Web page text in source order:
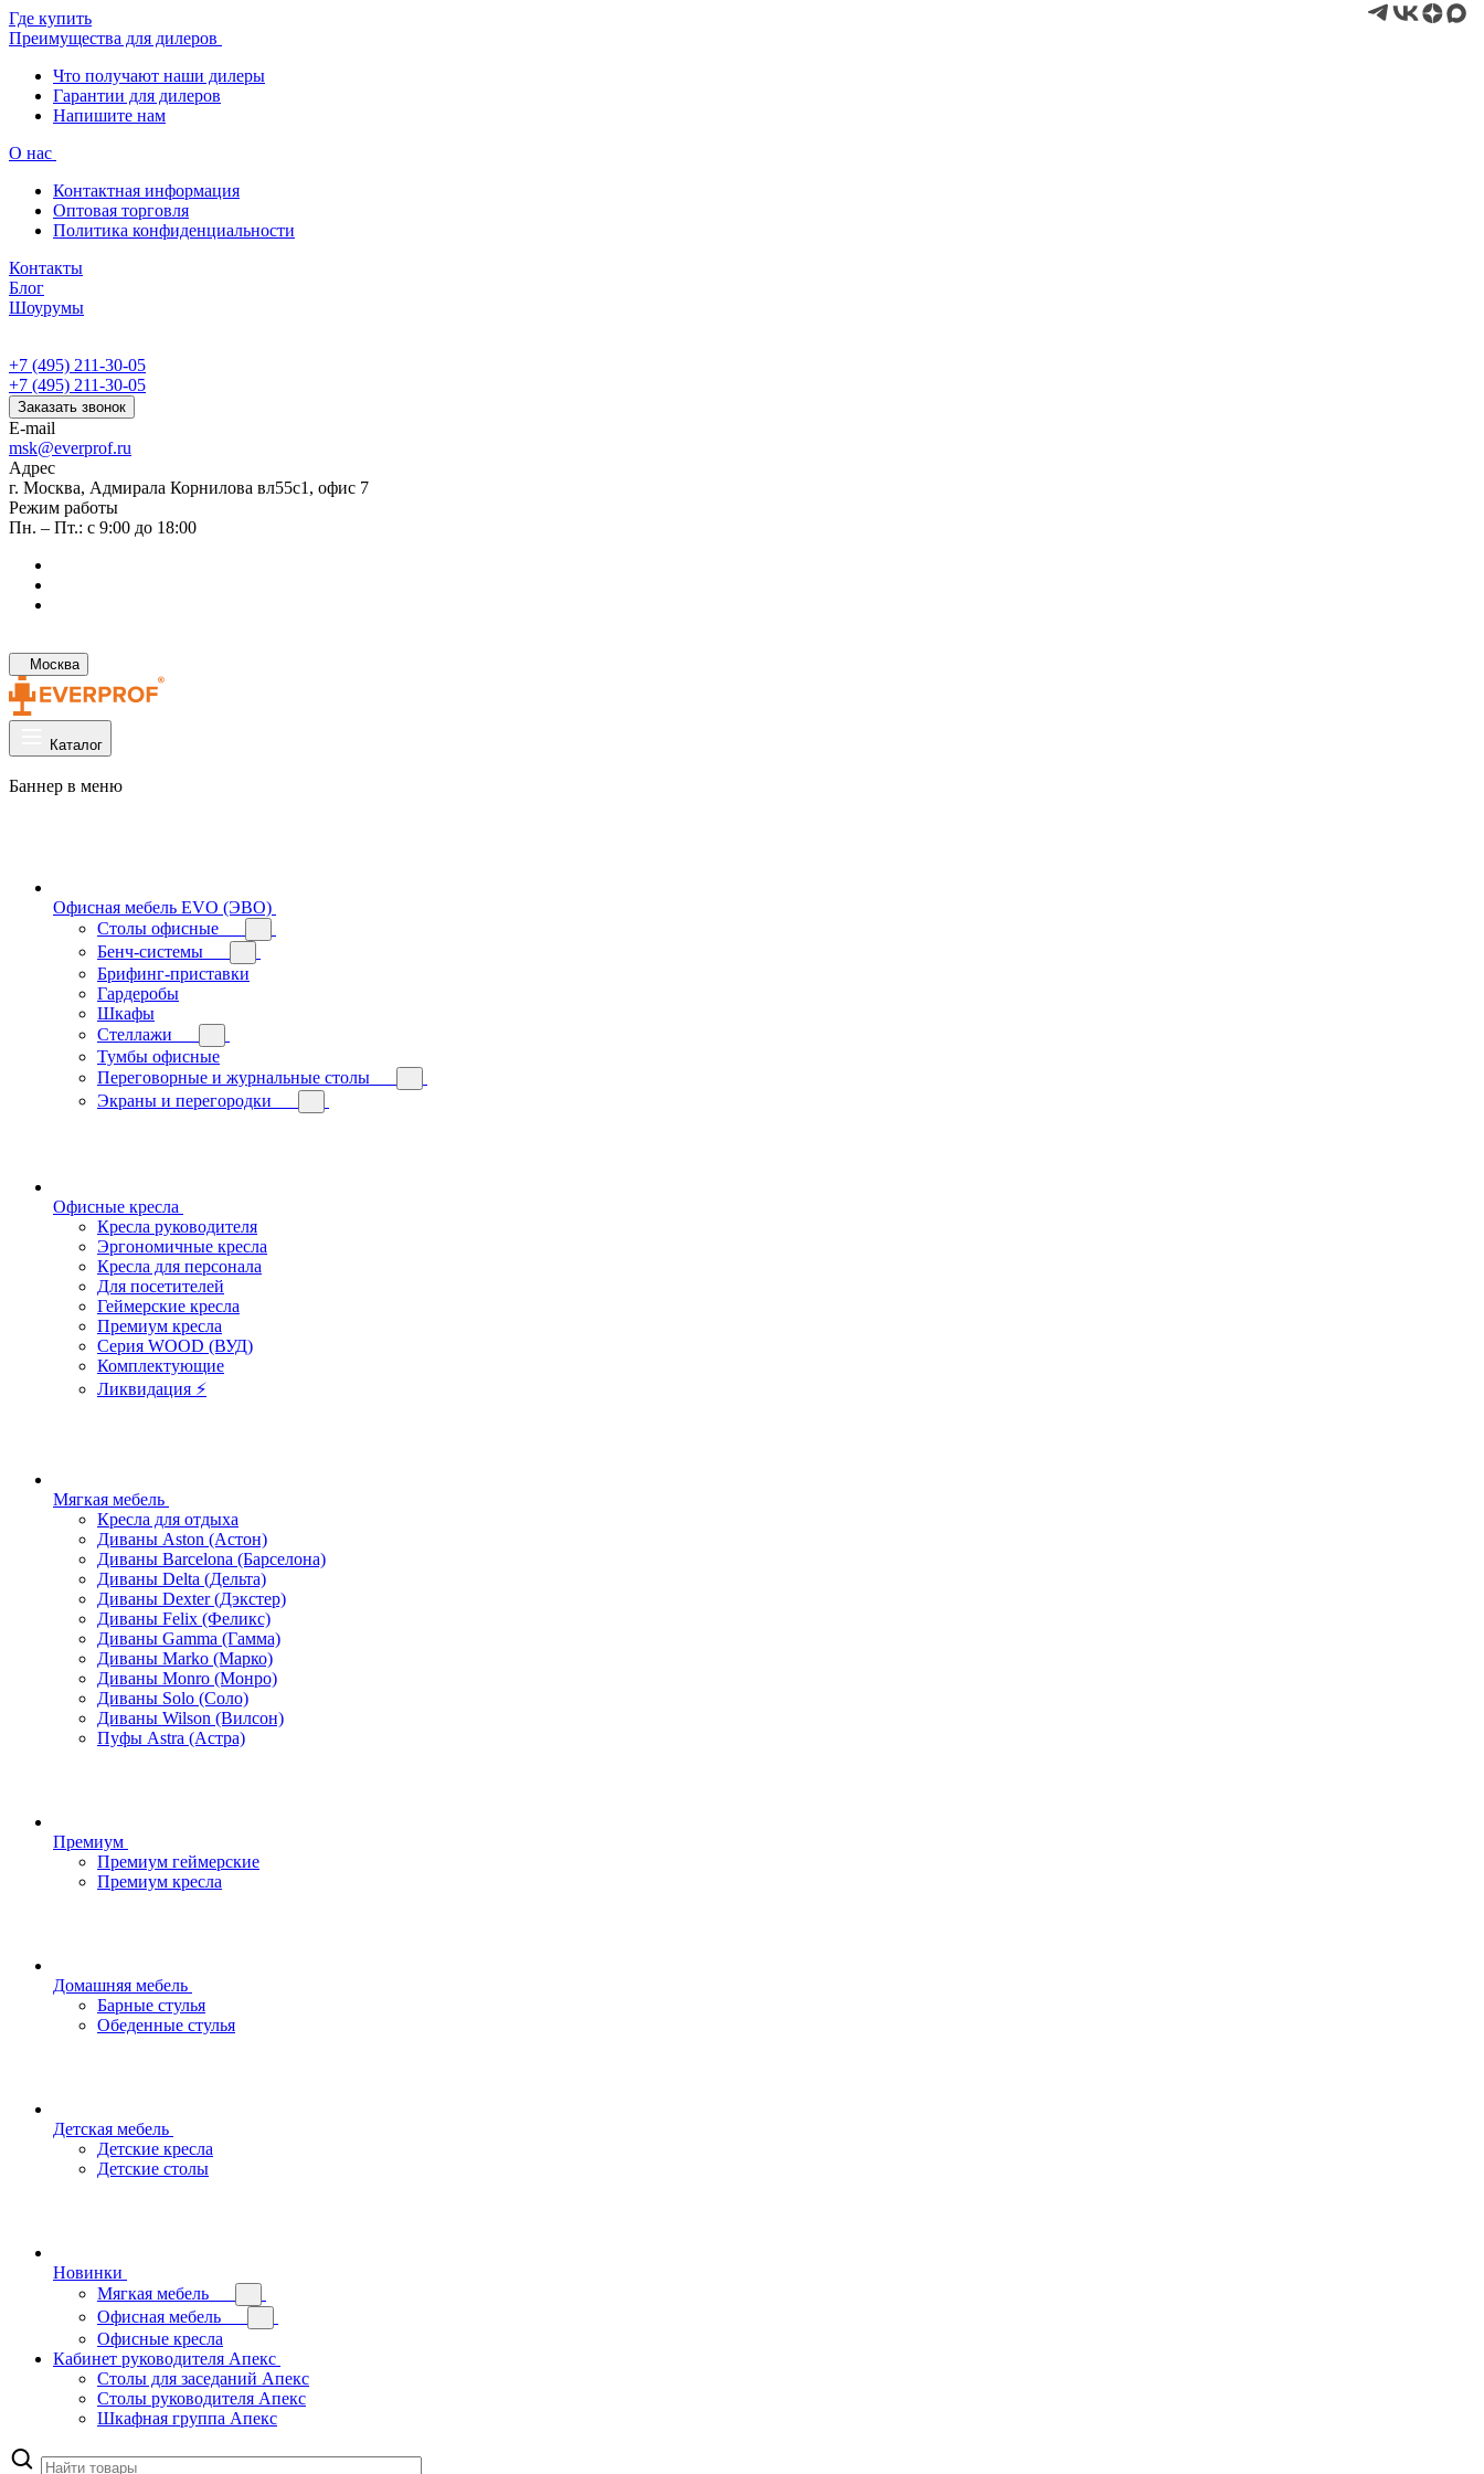
Где купить
Преимущества для дилеров
Что получают наши дилеры
Гарантии для дилеров
Напишите нам
О нас
Контактная информация
Оптовая торговля
Политика конфиденциальности
Контакты
Блог
Шоурумы
+7 (495) 211-30-05
+7 (495) 211-30-05
Заказать звонок
E-mail
msk@everprof.ru
Адрес
г. Москва, Адмирала Корнилова вл55с1, офис 7
Режим работы
Пн. – Пт.: с 9:00 до 18:00
Москва
Каталог
Баннер в меню
Офисная мебель EVO (ЭВО)
Cтолы офисные
Бенч-системы
Брифинг-приставки
Гардеробы
Шкафы
Стеллажи
Тумбы офисные
Переговорные и журнальные столы
Экраны и перегородки
Офисные кресла
Кресла руководителя
Эргономичные кресла
Кресла для персонала
Для посетителей
Геймерские кресла
Премиум кресла
Серия WOOD (ВУД)
Комплектующие
Ликвидация ⚡
Мягкая мебель
Кресла для отдыха
Диваны Aston (Астон)
Диваны Barcelona (Барселона)
Диваны Delta (Дельта)
Диваны Dexter (Дэкстер)
Диваны Felix (Феликс)
Диваны Gamma (Гамма)
Диваны Marko (Марко)
Диваны Monro (Монро)
Диваны Solo (Соло)
Диваны Wilson (Вилсон)
Пуфы Astra (Астра)
Премиум
Премиум геймерские
Премиум кресла
Домашняя мебель
Барные стулья
Обеденные стулья
Детская мебель
Детские кресла
Детские столы
Новинки
Мягкая мебель
Офисная мебель
Офисные кресла
Кабинет руководителя Апекс
Столы для заседаний Апекс
Столы руководителя Апекс
Шкафная группа Апекс